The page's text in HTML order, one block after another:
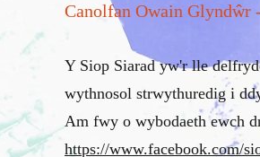
Canolfan Owain Glyndŵr
Y Siop Siarad yw'r lle
wythnosol strwythuredig i
Am fwy o wybodaeth ewch
https://www.facebook.com/